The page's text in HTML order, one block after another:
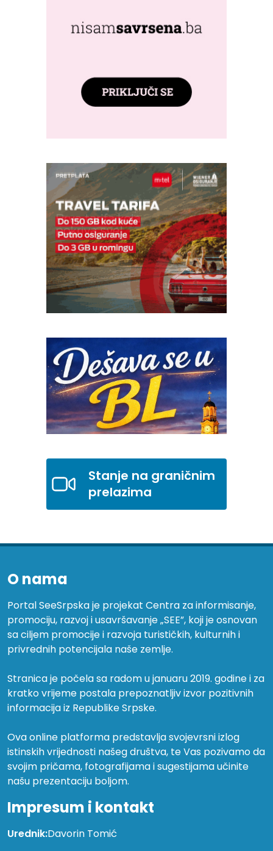
Stanje na graničnim
prelazima
O nama
Portal SeeSrpska je projekat Centra za informisanje,
promociju, razvoj i usavršavanje „SEE”, koji je osnovan
sa ciljem promocije i razvoja turističkih, kulturnih i
privrednih potencijala naše zemlje.
Stranica je počela sa radom u januaru 2019. godine i za
kratko vrijeme postala prepoznatljiv izvor pozitivnih
informacija iz Republike Srpske.
Ova online platforma predstavlja svojevrsni izlog
istinskih vrijednosti našeg društva, te Vas pozivamo da
svojim pričama, fotografijama i sugestijama učinite
našu prezentaciju boljom.
Impresum i kontakt
Urednik:Davorin Tomić